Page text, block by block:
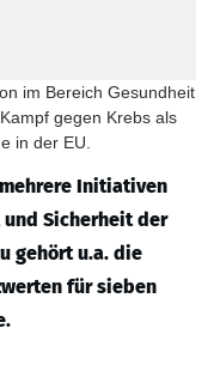
im Bereich Gesundheit
gegen Krebs als
in der EU.
Initiativen
und Sicherheit der
gehört u.a. die
für sieben